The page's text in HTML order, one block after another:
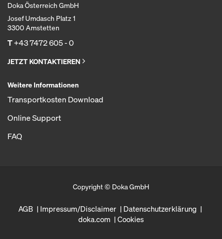
Doka Österreich GmbH
Josef Umdasch Platz 1
3300 Amstetten
T+43 7472 605 - 0
JETZT KONTAKTIEREN
Weitere Informationen
Transportkosten Download
Online Support
FAQ
Copyright © Doka GmbH
AGB Impressum/Disclaimer
Datenschutzerklärung
doka.com
Cookies